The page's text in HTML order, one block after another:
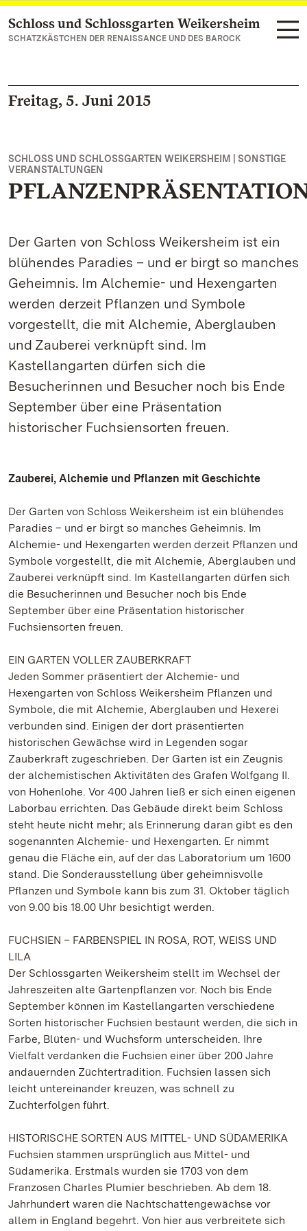
Zum Hauptinhalt springen
Schloss und Schlossgarten Weikersheim
SCHATZKÄSTCHEN DER RENAISSANCE UND DES BAROCK
Freitag, 5. Juni 2015
SCHLOSS UND SCHLOSSGARTEN WEIKERSHEIM | SONSTIGE
VERANSTALTUNGEN
Der Garten von Schloss Weikersheim ist ein
blühendes Paradies – und er birgt so manches
Geheimnis. Im Alchemie- und Hexengarten
werden derzeit Pflanzen und Symbole
vorgestellt, die mit Alchemie, Aberglauben
und Zauberei verknüpft sind. Im
Kastellangarten dürfen sich die
Besucherinnen und Besucher noch bis Ende
September über eine Präsentation
historischer Fuchsiensorten freuen.
Zauberei, Alchemie und Pflanzen mit Geschichte
Der Garten von Schloss Weikersheim ist ein blühendes
Paradies – und er birgt so manches Geheimnis. Im
Alchemie- und Hexengarten werden derzeit Pflanzen und
Symbole vorgestellt, die mit Alchemie, Aberglauben und
Zauberei verknüpft sind. Im Kastellangarten dürfen sich
die Besucherinnen und Besucher noch bis Ende
September über eine Präsentation historischer
Fuchsiensorten freuen.
EIN GARTEN VOLLER ZAUBERKRAFT
Jeden Sommer präsentiert der Alchemie- und
Hexengarten von Schloss Weikersheim Pflanzen und
Symbole, die mit Alchemie, Aberglauben und Hexerei
verbunden sind. Einigen der dort präsentierten
historischen Gewächse wird in Legenden sogar
Zauberkraft zugeschrieben. Der Garten ist ein Zeugnis
der alchemistischen Aktivitäten des Grafen Wolfgang II.
von Hohenlohe. Vor 400 Jahren ließ er sich einen eigenen
Laborbau errichten. Das Gebäude direkt beim Schloss
steht heute nicht mehr; als Erinnerung daran gibt es den
sogenannten Alchemie- und Hexengarten. Er nimmt
genau die Fläche ein, auf der das Laboratorium um 1600
stand. Die Sonderausstellung über geheimnisvolle
Pflanzen und Symbole kann bis zum 31. Oktober täglich
von 9.00 bis 18.00 Uhr besichtigt werden.
FUCHSIEN – FARBENSPIEL IN ROSA, ROT, WEISS UND
LILA
Der Schlossgarten Weikersheim stellt im Wechsel der
Jahreszeiten alte Gartenpflanzen vor. Noch bis Ende
September können im Kastellangarten verschiedene
Sorten historischer Fuchsien bestaunt werden, die sich in
Farbe, Blüten- und Wuchsform unterscheiden. Ihre
Vielfalt verdanken die Fuchsien einer über 200 Jahre
andauernden Züchtertradition. Fuchsien lassen sich
leicht untereinander kreuzen, was schnell zu
Zuchterfolgen führt.
HISTORISCHE SORTEN AUS MITTEL- UND SÜDAMERIKA
Fuchsien stammen ursprünglich aus Mittel- und
Südamerika. Erstmals wurden sie 1703 von dem
Franzosen Charles Plumier beschrieben. Ab dem 18.
Jahrhundert waren die Nachtschattengewächse vor
allem in England begehrt. Von hier aus verbreitete sich